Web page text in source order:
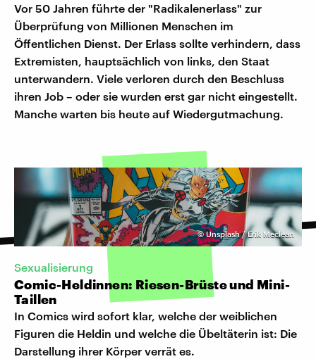
Vor 50 Jahren führte der "Radikalenerlass" zur
Überprüfung von Millionen Menschen im
Öffentlichen Dienst. Der Erlass sollte verhindern, dass
Extremisten, hauptsächlich von links, den Staat
unterwandern. Viele verloren durch den Beschluss
ihren Job – oder sie wurden erst gar nicht eingestellt.
Manche warten bis heute auf Wiedergutmachung.
©Unsplash / Erik Meclean
Sexualisierung
Comic-Heldinnen: Riesen-Brüste und Mini-
Taillen
In Comics wird sofort klar, welche der weiblichen
Figuren die Heldin und welche die Übeltäterin ist: Die
Darstellung ihrer Körper verrät es.